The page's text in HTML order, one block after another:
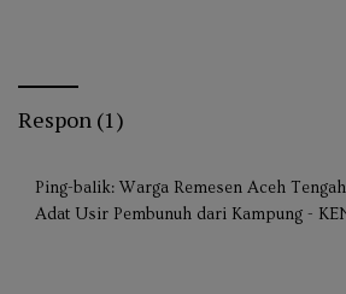
Respon (1)
Ping-balik: Warga Remesen Aceh
Adat Usir Pembunuh dari Kampung -